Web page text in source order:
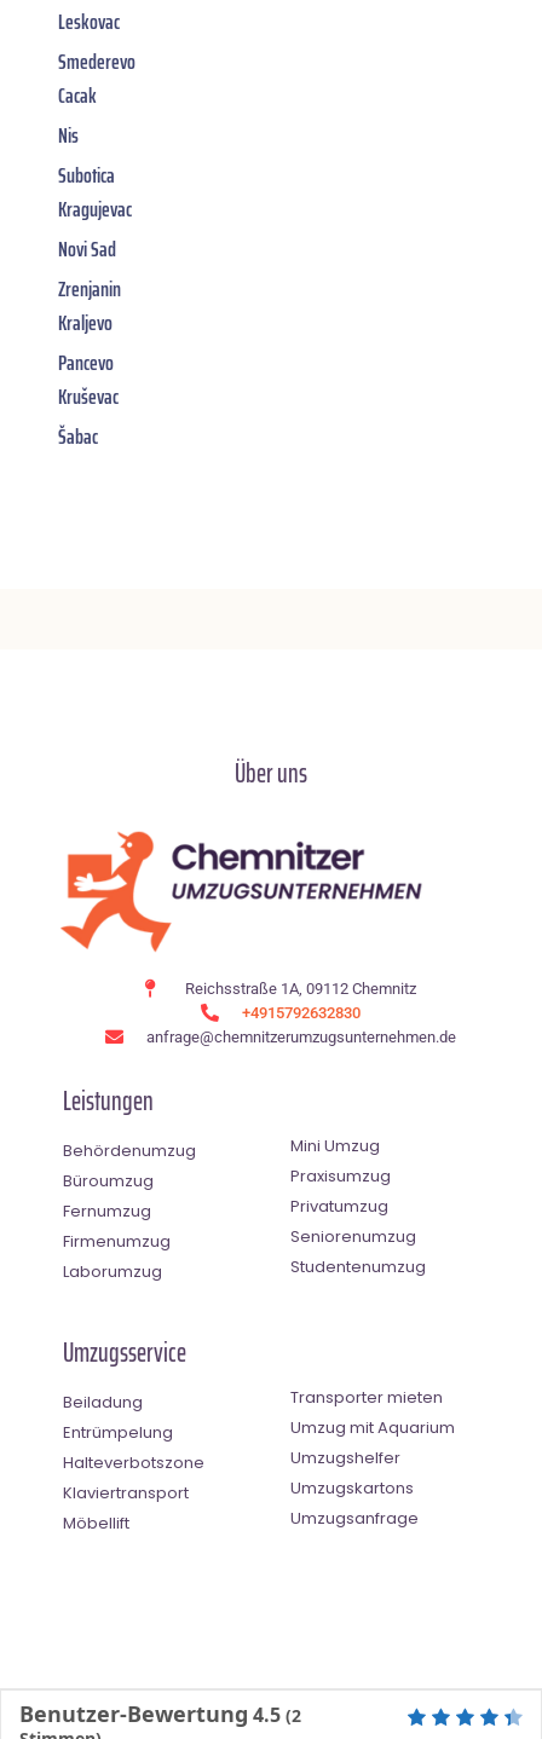
Leskovac
Smederevo
Cacak
Nis
Subotica
Kragujevac
Novi Sad
Zrenjanin
Kraljevo
Pancevo
Kruševac
Šabac
Über uns
Reichsstraße 1A, 09112 Chemnitz
+4915792632830
anfrage@chemnitzerumzugsunternehmen.de
Leistungen
Behördenumzug
Büroumzug
Fernumzug
Firmenumzug
Laborumzug
Mini Umzug
Praxisumzug
Privatumzug
Seniorenumzug
Studentenumzug
Umzugsservice
Beiladung
Entrümpelung
Halteverbotszone
Klaviertransport
Möbellift
Transporter mieten
Umzug mit Aquarium
Umzugshelfer
Umzugskartons
Umzugsanfrage
Benutzer-Bewertung 4.5 (2